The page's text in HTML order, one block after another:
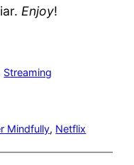
Enjoy!
Streaming
Mindfully, Netflix